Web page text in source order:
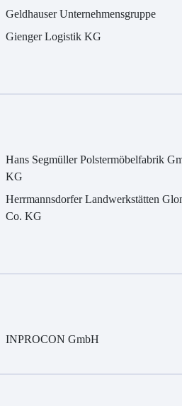
Geldhauser Unternehmensgruppe
Gienger Logistik KG
Hans Segmüller Polstermöbelfabrik
KG
Herrmannsdorfer Landwerkstätten
Co. KG
INPROCON GmbH